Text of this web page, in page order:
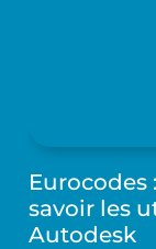
savoir les
Autodesk